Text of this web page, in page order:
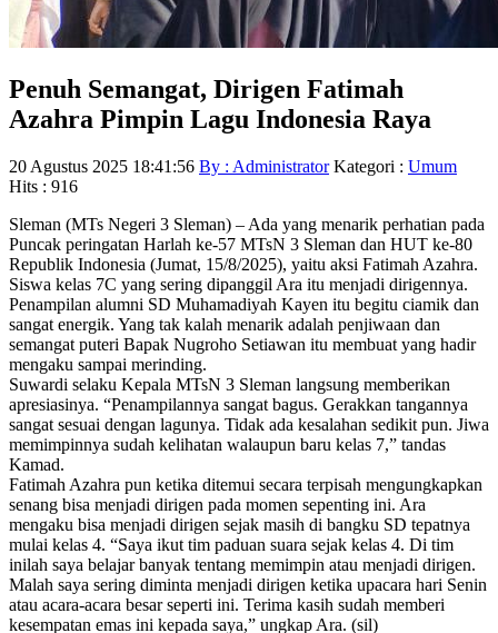
Penuh Semangat, Dirigen Fatimah
Azahra Pimpin Lagu Indonesia Raya
20 Agustus 2025 18:41:56 By : Administrator Kategori : Umum
Hits : 916
Sleman (MTs Negeri 3 Sleman) – Ada yang menarik perhatian pada
Puncak peringatan Harlah ke-57 MTsN 3 Sleman dan HUT ke-80
Republik Indonesia (Jumat, 15/8/2025), yaitu aksi Fatimah Azahra.
Siswa kelas 7C yang sering dipanggil Ara itu menjadi dirigennya.
Penampilan alumni SD Muhamadiyah Kayen itu begitu ciamik dan
sangat energik. Yang tak kalah menarik adalah penjiwaan dan
semangat puteri Bapak Nugroho Setiawan itu membuat yang hadir
mengaku sampai merinding.
Suwardi selaku Kepala MTsN 3 Sleman langsung memberikan
apresiasinya. “Penampilannya sangat bagus. Gerakkan tangannya
sangat sesuai dengan lagunya. Tidak ada kesalahan sedikit pun. Jiwa
memimpinnya sudah kelihatan walaupun baru kelas 7,” tandas
Kamad.
Fatimah Azahra pun ketika ditemui secara terpisah mengungkapkan
senang bisa menjadi dirigen pada momen sepenting ini. Ara
mengaku bisa menjadi dirigen sejak masih di bangku SD tepatnya
mulai kelas 4. “Saya ikut tim paduan suara sejak kelas 4. Di tim
inilah saya belajar banyak tentang memimpin atau menjadi dirigen.
Malah saya sering diminta menjadi dirigen ketika upacara hari Senin
atau acara-acara besar seperti ini. Terima kasih sudah memberi
kesempatan emas ini kepada saya,” ungkap Ara. (sil)